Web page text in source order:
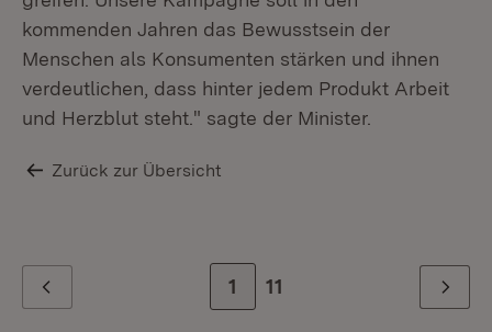
kommenden Jahren das Bewusstsein der
Menschen als Konsumenten stärken und ihnen
verdeutlichen, dass hinter jedem Produkt Arbeit
und Herzblut steht." sagte der Minister.
Zurück zur Übersicht
Zur Seite
1 Zur letzten Seite
11 Weiter